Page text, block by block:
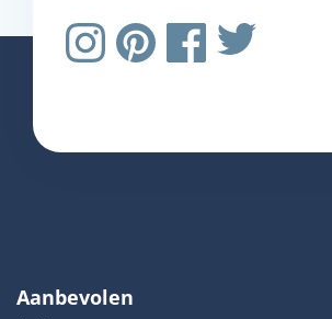
Aanbevolen